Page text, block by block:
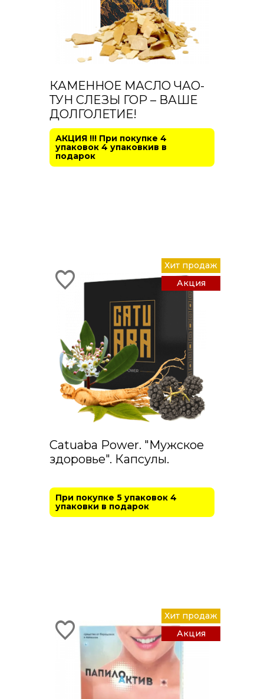
Противоалкогольное
Сердечно-
сосудистая
системаКАМЕННОЕ МАСЛО ЧАО-
ТУН СЛЕЗЫ ГОР – ВАШЕ
ДОЛГОЛЕТИЕ!
АКЦИЯ !!! При покупке 4
упаковок 4 упаковкив в
подарок
Хит продаж
Акция
Catuaba Power. "Мужское
здоровье". Капсулы.
При покупке 5 упаковок 4
упаковки в подарок
Хит продаж
Акция